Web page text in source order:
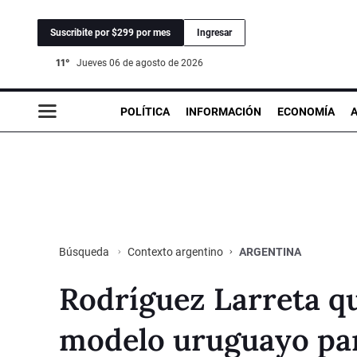
Suscribite por $299 por mes Ingresar
11° jueves 06 de agosto de 2026
POLÍTICA INFORMACIÓN ECONOMÍA
Búsqueda Contexto argentino ARGENTINA
Rodríguez Larreta
modelo uruguayo